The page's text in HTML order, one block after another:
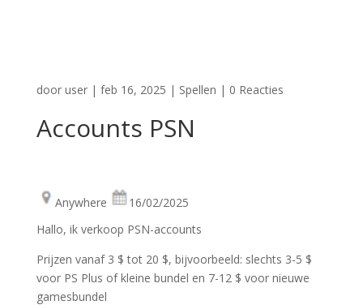
door user| feb 16, 2025 | Spellen | 0 Reacties
Accounts PSN
Anywhere
16/02/2025
Hallo, ik verkoop PSN-accounts
Prijzen vanaf 3 $ tot 20 $, bijvoorbeeld: slechts 3-5 $
voor PS Plus of kleine bundel en 7-12 $ voor nieuwe
gamesbundel